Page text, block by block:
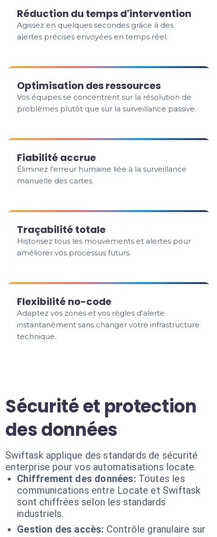
Réduction du temps d'intervention
Agissez en quelques secondes grâce à des
alertes précises envoyées en temps réel.
Optimisation des ressources
Vos équipes se concentrent sur la résolution de
problèmes plutôt que sur la surveillance passive.
Fiabilité accrue
Éliminez l'erreur humaine liée à la surveillance
manuelle des cartes.
Traçabilité totale
Historisez tous les mouvements et alertes pour
améliorer vos processus futurs.
Flexibilité no-code
Adaptez vos zones et vos règles d'alerte
instantanément sans changer votre infrastructure
technique.
Sécurité et protection
des données
Swiftask applique des standards de sécurité
enterprise pour vos automatisations locate.
Chiffrement des données: Toutes les
communications entre Locate et Swiftask
sont chiffrées selon les standards
industriels.
Gestion des accès: Contrôle granulaire sur